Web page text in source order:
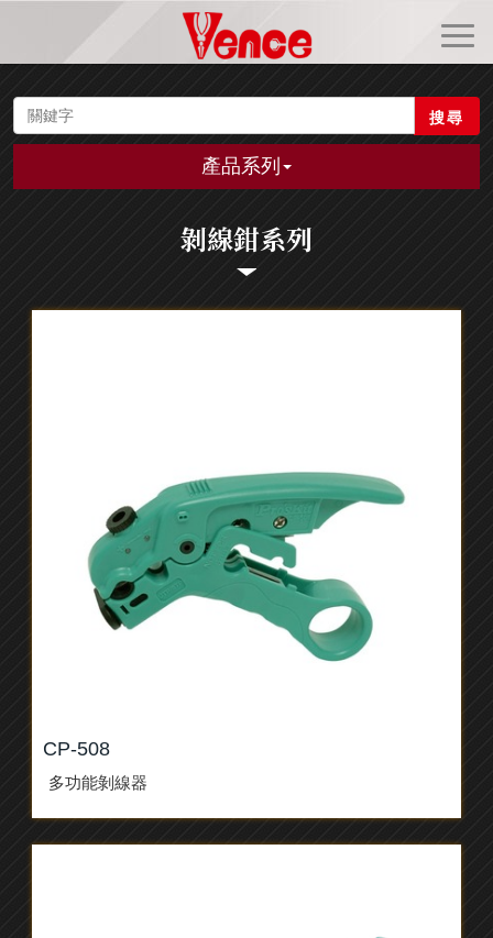
搜尋
產品系列
剝線鉗系列
CP-508
多功能剝線器